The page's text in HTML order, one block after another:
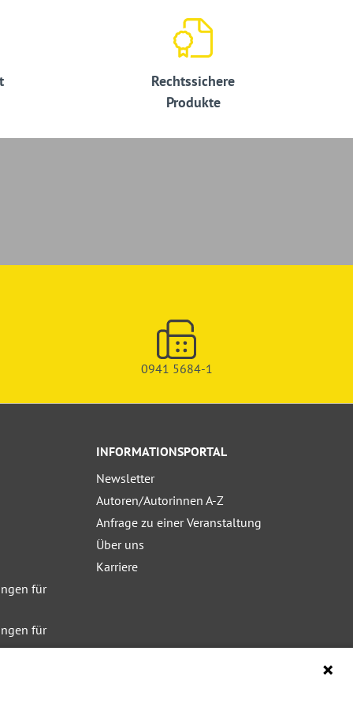
Rechtssichere
Produkte
0941 5684-1
für
für
INFORMATIONSPORTAL
Newsletter
Autoren/Autorinnen A-Z
Anfrage zu einer Veranstaltung
Über uns
Karriere